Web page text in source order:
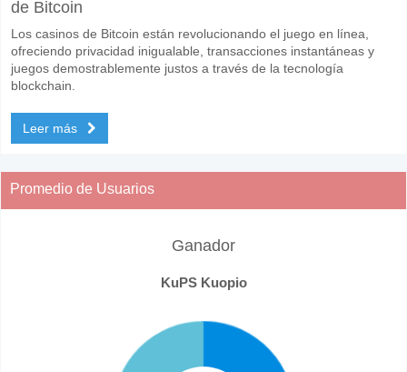
de Bitcoin
Los casinos de Bitcoin están revolucionando el juego en línea,
ofreciendo privacidad inigualable, transacciones instantáneas y
juegos demostrablemente justos a través de la tecnología
blockchain.
Leer más
Promedio de Usuarios
Ganador
KuPS Kuopio